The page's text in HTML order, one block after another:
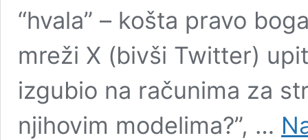
“hvala” – košta pravo
mreži X (bivši Twitter)
izgubio na računima za
njihovim modelima?”, …